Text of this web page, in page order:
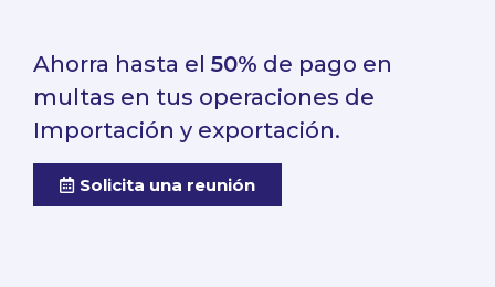
Ahorra hasta el 50% de pago en
multas en tus operaciones de
Importación y exportación.
Solicita una reunión